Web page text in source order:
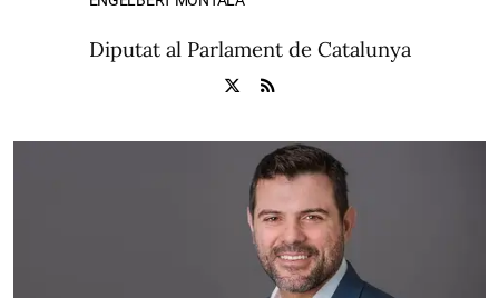
Diputat al Parlament de Catalunya